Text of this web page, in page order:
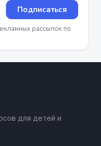
Подписаться
рассылок по
для детей и